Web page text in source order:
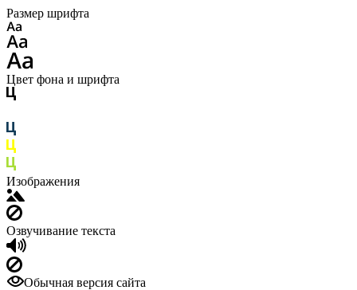
Размер шрифта
Цвет фона и шрифта
Изображения
Озвучивание текста
Обычная версия сайта